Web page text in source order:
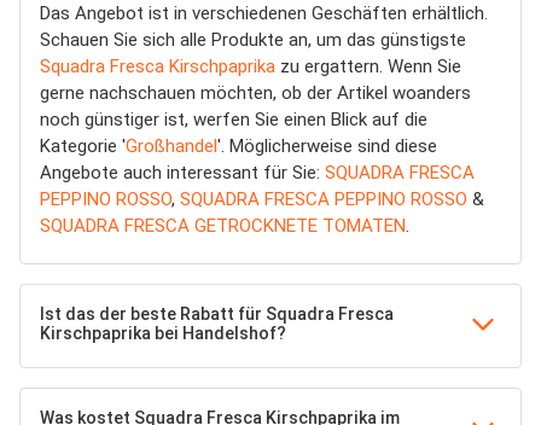
Das Angebot ist in verschiedenen Geschäften erhältlich.
Schauen Sie sich alle Produkte an, um das günstigste
Squadra Fresca Kirschpaprika zu ergattern. Wenn Sie
gerne nachschauen möchten, ob der Artikel woanders
noch günstiger ist, werfen Sie einen Blick auf die
Kategorie 'Großhandel'. Möglicherweise sind diese
Angebote auch interessant für Sie: SQUADRA FRESCA
PEPPINO ROSSO, SQUADRA FRESCA PEPPINO ROSSO &
SQUADRA FRESCA GETROCKNETE TOMATEN
Ist das der beste Rabatt für Squadra Fresca
Kirschpaprika bei Handelshof?
Was kostet Squadra Fresca Kirschpaprika im